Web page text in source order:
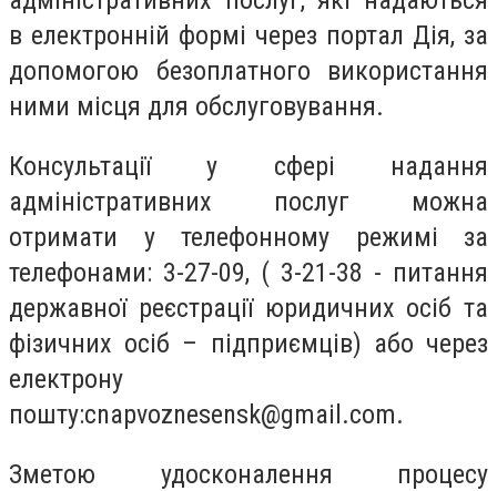
в електронній формі через портал Дія, за
допомогою безоплатного використання
ними місця для обслуговування.
Консультації у сфері надання
адміністративних послуг можна
отримати у телефонному режимі за
телефонами: 3-27-09, ( 3-21-38 - питання
державної реєстрації юридичних осіб та
фізичних осіб – підприємців) або через
електрону
пошту:cnapvoznesensk@gmail.com.
Зметою удосконалення процесу